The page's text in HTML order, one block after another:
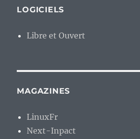
LOGICIELS
Libre et Ouvert
MAGAZINES
LinuxFr
Next-Inpact